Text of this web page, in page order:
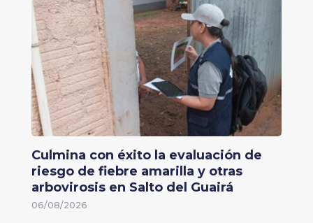
Culmina con éxito la evaluación de
riesgo de fiebre amarilla y otras
arbovirosis en Salto del Guairá
06/08/2026